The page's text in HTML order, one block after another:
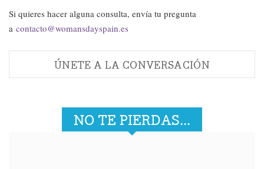
Si quieres hacer alguna consulta, envía tu pregunta
a contacto@womansdayspain.es
ÚNETE A LA CONVERSACIÓN
NO TE PIERDAS...